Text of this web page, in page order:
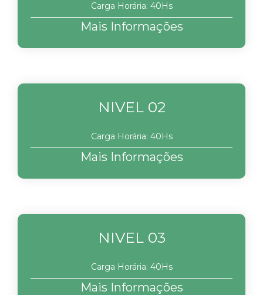
Carga Horária: 40Hs
Mais Informações
NIVEL 02
Carga Horária: 40Hs
Mais Informações
NIVEL 03
Carga Horária: 40Hs
Mais Informações